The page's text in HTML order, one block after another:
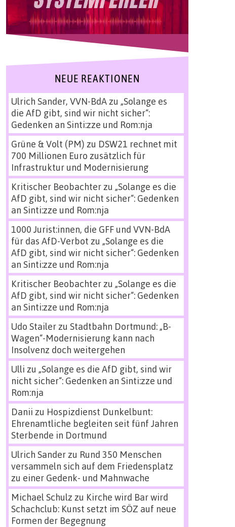
NEUE REAKTIONEN
Ulrich Sander, VVN-BdAzu „Solange es
die AfD gibt, sind wir nicht sicher“:
Gedenken an Sinti:zze und Rom:nja
Grüne & Volt (PM) zu DSW21 rechnet mit
700 Millionen Euro zusätzlich für
Infrastruktur und Modernisierung
Kritischer Beobachterzu „Solange es die
AfD gibt, sind wir nicht sicher“: Gedenken
an Sinti:zze und Rom:nja
1000 Jurist:innen, die GFF und VVN-BdA
für das AfD-Verbot zu „Solange es die
AfD gibt, sind wir nicht sicher“: Gedenken
an Sinti:zze und Rom:nja
Kritischer Beobachterzu „Solange es die
AfD gibt, sind wir nicht sicher“: Gedenken
an Sinti:zze und Rom:nja
Udo Stailerzu Stadtbahn Dortmund: „B-
Wagen“-Modernisierung kann nach
Insolvenz doch weitergehen
Ulli zu „Solange es die AfD gibt, sind wir
nicht sicher“: Gedenken an Sinti:zze und
Rom:nja
Danii zu Hospizdienst Dunkelbunt:
Ehrenamtliche begleiten seit fünf Jahren
Sterbende in Dortmund
Ulrich Sanderzu Rund 350 Menschen
versammeln sich auf dem Friedensplatz
zu einer Gedenk- und Mahnwache
Michael Schulz zu Kirche wird Bar wird
Schachclub: Kunst setzt im SÖZ auf neue
Formen der Begegnung